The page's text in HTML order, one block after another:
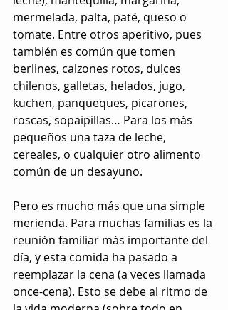
mermelada, palta, paté, queso o
tomate. Entre otros aperitivo, pues
también es común que tomen
berlines, calzones rotos, dulces
chilenos, galletas, helados, jugo,
kuchen, panqueques, picarones,
roscas, sopaipillas… Para los más
pequeños una taza de leche,
cereales, o cualquier otro alimento
común de un desayuno.
Pero es mucho más que una simple
merienda. Para muchas familias es la
reunión familiar más importante del
día, y esta comida ha pasado a
reemplazar la cena (a veces llamada
once-cena). Esto se debe al ritmo de